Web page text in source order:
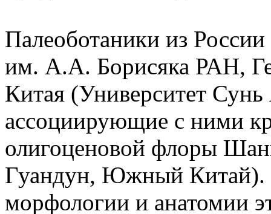
Палеоботаники из
им. А.А. Борисяка РАН,
Китая (Университет Сунь
ассоциирующие с ними
олигоценовой флоры
Гуандун, Южный Китай).
морфологии и анатомии